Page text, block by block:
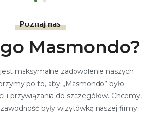
Poznaj nas
Masmondo?
maksymalne zadowolenie naszych
po to, aby „Masmondo” było
i przywiązania do szczegółów. Chcemy,
były wizytówką naszej firmy.